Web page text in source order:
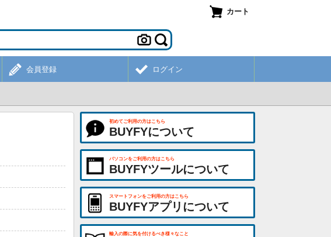
カート
会員登録 ログイン
初めてご利用の方はこちら
BUYFYについて
パソコンをご利用の方はこちら
BUYFYツールについて
スマートフォンをご利用の方はこちら
BUYFYアプリについて
輸入の際に気を付けるべき様々なこと